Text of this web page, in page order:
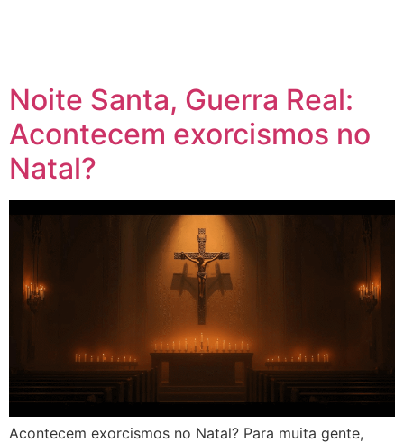
Noite Santa, Guerra Real:
Acontecem exorcismos no
Natal?
Acontecem exorcismos no Natal? Para muita gente,